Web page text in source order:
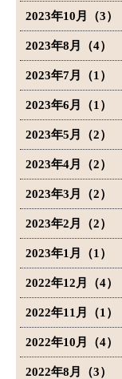
2023年10月（3）
2023年8月（4）
2023年7月（1）
2023年6月（1）
2023年5月（2）
2023年4月（2）
2023年3月（2）
2023年2月（2）
2023年1月（1）
2022年12月（4）
2022年11月（1）
2022年10月（4）
2022年8月（3）